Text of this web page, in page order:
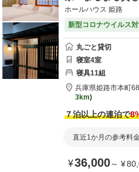
ホールハウス 姫路
新型コロナウイルス
丸ごと貸切
寝室4室
寝具11組
兵庫県姫路市本町
3km
７泊以上の連泊で8
直近1か月の参考料
¥36,000～ ¥